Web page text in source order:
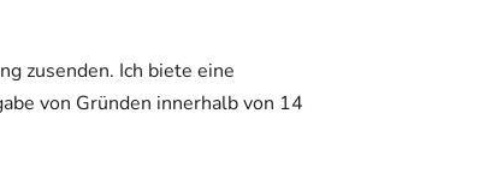
zusenden. Ich biete eine
von Gründen innerhalb von 14